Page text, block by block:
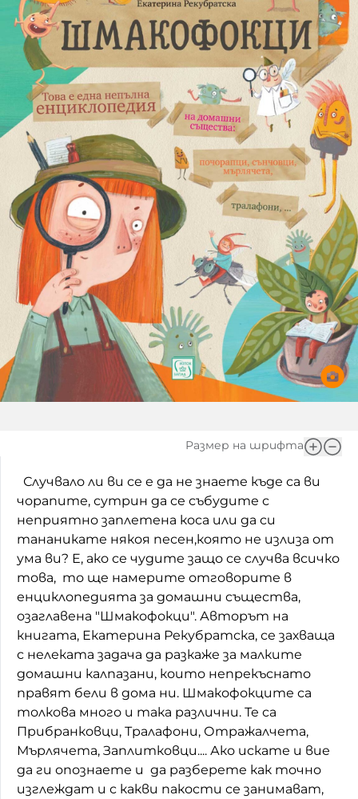
Фантазирай
Приказки
История на изкуството
Музикална кутийка
От соул до рокендрол
Междучасие
Яйцето на света
Къщата
Златната ябълка
Непознатите думи
Като Айнщайн
Домашен любимец
Игри
Кои сме ние?
За вас, родители
БНР
БНР Новини
Архивен фонд на БНР
Размер на шрифта
Случвало ли ви се е да не знаете къде са ви
чорапите, сутрин да се събудите с
неприятно заплетена коса или да си
тананикате някоя песен,която не излиза от
ума ви? Е, ако се чудите защо се случва всичко
това, то ще намерите отговорите в
енциклопедията за домашни същества,
озаглавена "Шмакофокци". Авторът на
книгата, Екатерина Рекубратска, се захваща
с нелеката задача да разкаже за малките
домашни калпазани, които непрекъснато
правят бели в дома ни. Шмакофокците са
толкова много и така различни. Те са
Прибранковци, Тралафони, Отражалчета,
Мърлячета, Заплитковци.... Ако искате и вие
да ги опознаете и да разберете как точно
изглеждат и с какви пакости се занимават,